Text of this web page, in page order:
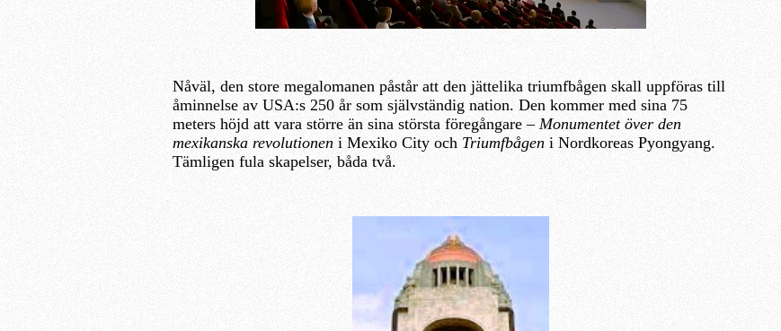
Nåväl, den store megalomanen påstår att den jättelika triumfbågen skall uppföras till
åminnelse av USA:s 250 år som självständig nation. Den kommer med sina 75
meters höjd att vara större än sina största föregångare – Monumentet över den
mexikanska revolutionen i Mexiko City och Triumfbågen i Nordkoreas Pyongyang.
Tämligen fula skapelser, båda två.